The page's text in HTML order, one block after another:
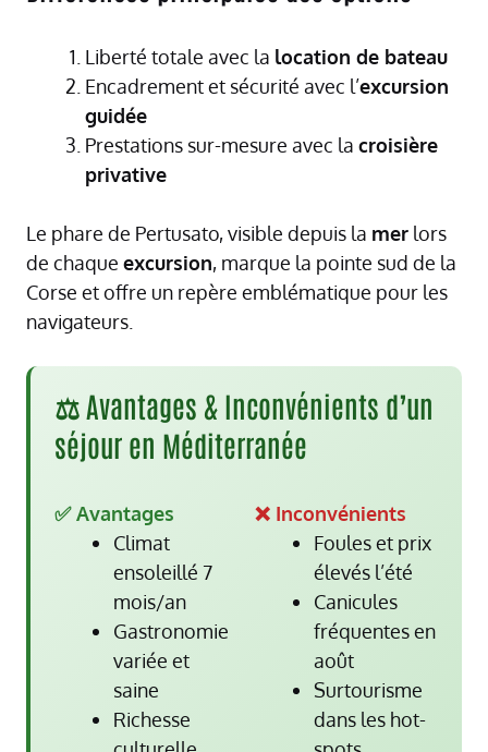
Liberté totale avec la location de bateau
Encadrement et sécurité avec l’excursion
guidée
Prestations sur-mesure avec la croisière
privative
Le phare de Pertusato, visible depuis la mer lors
de chaque excursion, marque la pointe sud de la
Corse et offre un repère emblématique pour les
navigateurs.
⚖️ Avantages & Inconvénients d’un
séjour en Méditerranée
✅ Avantages
Climat
ensoleillé 7
mois/an
Gastronomie
variée et
saine
Richesse
❌ Inconvénients
Foules et prix
élevés l’été
Canicules
fréquentes en
août
Surtourisme
dans les hot-